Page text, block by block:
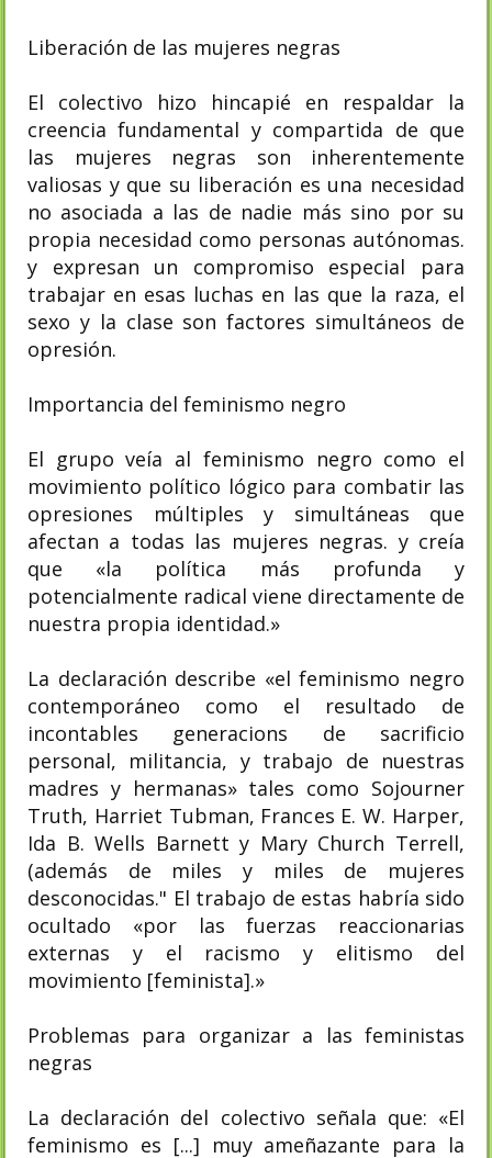
Liberación de las mujeres negras
El colectivo hizo hincapié en respaldar la
creencia fundamental y compartida de que
las mujeres negras son inherentemente
valiosas y que su liberación es una necesidad
no asociada a las de nadie más sino por su
propia necesidad como personas autónomas.
y expresan un compromiso especial para
trabajar en esas luchas en las que la raza, el
sexo y la clase son factores simultáneos de
opresión.
Importancia del feminismo negro
El grupo veía al feminismo negro como el
movimiento político lógico para combatir las
opresiones múltiples y simultáneas que
afectan a todas las mujeres negras. y creía
que «la política más profunda y
potencialmente radical viene directamente de
nuestra propia identidad.»
La declaración describe «el feminismo negro
contemporáneo como el resultado de
incontables generacions de sacrificio
personal, militancia, y trabajo de nuestras
madres y hermanas» tales como Sojourner
Truth, Harriet Tubman, Frances E. W. Harper,
Ida B. Wells Barnett y Mary Church Terrell,
(además de miles y miles de mujeres
desconocidas." El trabajo de estas habría sido
ocultado «por las fuerzas reaccionarias
externas y el racismo y elitismo del
movimiento [feminista].»
Problemas para organizar a las feministas
negras
La declaración del colectivo señala que: «El
feminismo es [...] muy ameñazante para la